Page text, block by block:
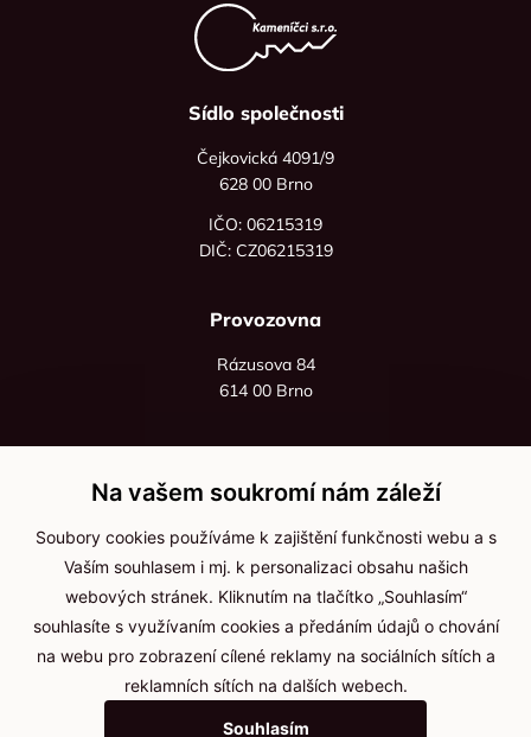
Sídlo společnosti
Čejkovická 4091/9
628 00 Brno
IČO: 06215319
DIČ: CZ06215319
Provozovna
Rázusova 84
614 00 Brno
+420 736 535 066
Po - pá: 8:00 - 16:00
info@jma-kam.cz
Důležité informace
Ochrana osobních údajů
Cookies
Na vašem soukromí nám záleží
Soubory cookies používáme k zajištění funkčnosti webu a s
Vaším souhlasem i mj. k personalizaci obsahu našich
webových stránek. Kliknutím na tlačítko „Souhlasím“
souhlasíte s využívaním cookies a předáním údajů o chování
na webu pro zobrazení cílené reklamy na sociálních sítích a
reklamních sítích na dalších webech.
Souhlasím